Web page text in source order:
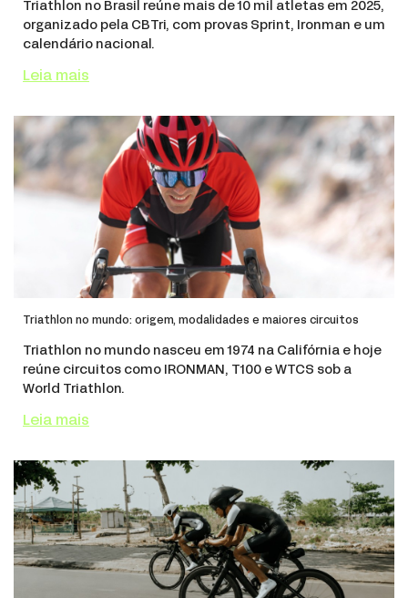
Triathlon no Brasil reúne mais de 10 mil atletas em 2025,
organizado pela CBTri, com provas Sprint, Ironman e um
calendário nacional.
Leia mais
Triathlon no mundo: origem, modalidades e maiores circuitos
Triathlon no mundo nasceu em 1974 na Califórnia e hoje
reúne circuitos como IRONMAN, T100 e WTCS sob a
World Triathlon.
Leia mais